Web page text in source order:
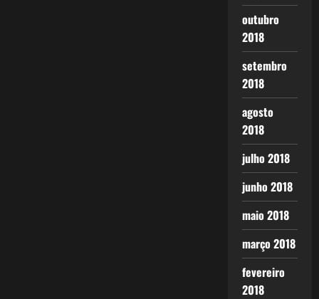
outubro
2018
setembro
2018
agosto
2018
julho 2018
junho 2018
maio 2018
março 2018
fevereiro
2018